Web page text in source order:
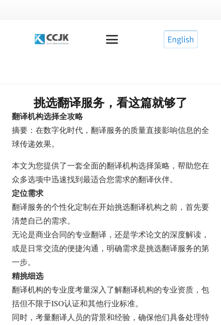
挑选翻译服务，看这篇就够了
翻译机构选择全攻略
摘要：在数字化时代，翻译服务的质量直接影响信息的全
球传递效果。
本文为您提供了一套全面的翻译机构选择策略，帮助您在
众多选项中迅速找到最适合您需求的翻译伙伴。
定位需求
翻译服务的个性化定制在开始挑选翻译机构之前，首先要
清楚自己的需求。
无论是商业合同的专业翻译，还是学术论文的深度解读，
或是日常交流的便捷沟通，明确需求是挑选翻译服务的第
一步。
精挑细选
翻译机构的专业度考量深入了解翻译机构的专业资质，包
括但不限于ISO认证和其他行业标准。
同时，考量翻译人员的背景和经验，确保他们具备处理特